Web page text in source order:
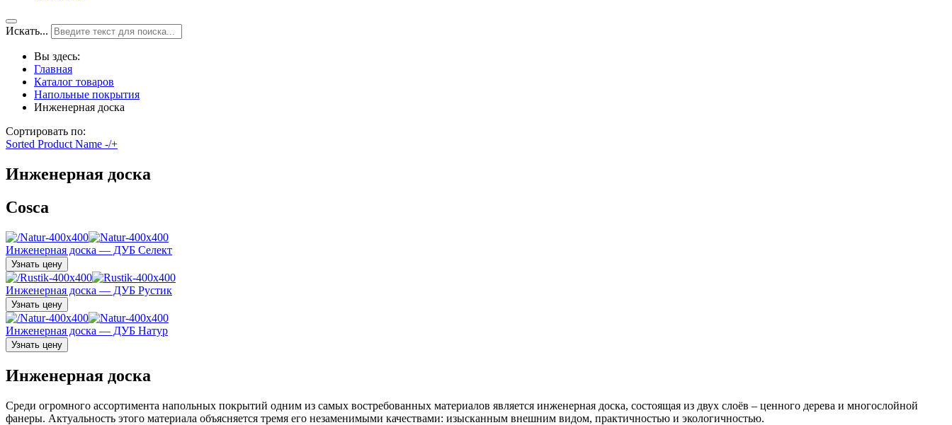
Искать...
Вы здесь:
Главная
Каталог товаров
Напольные покрытия
Инженерная доска
Сортировать по:
Sorted Product Name -/+
Инженерная доска
Cosca
Инженерная доска — ДУБ Селект
Узнать цену
Инженерная доска — ДУБ Рустик
Узнать цену
Инженерная доска — ДУБ Натур
Узнать цену
Инженерная доска
Среди огромного ассортимента напольных покрытий одним из самых востребованных материалов является инженерная доска, состоящая из двух слоёв – ценного дерева и многослойной
фанеры. Актуальность этого материала объясняется тремя его незаменимыми качествами: изысканным внешним видом, практичностью и экологичностью.